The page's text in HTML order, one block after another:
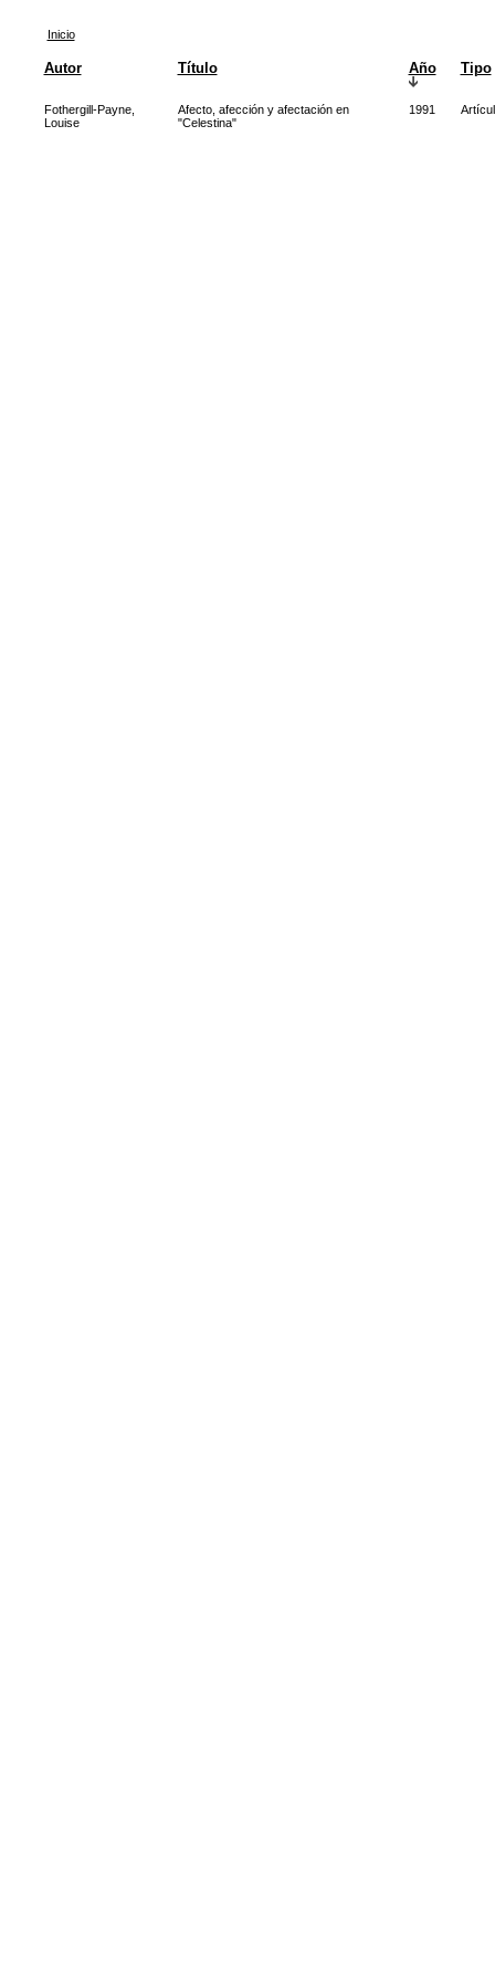
Inicio
Autor Título Año Tipo
Fothergill-Payne,
Louise
Afecto, afección y afectación en
"Celestina"
1991